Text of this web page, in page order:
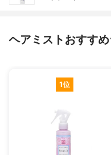
ヘアミストおすす
1位